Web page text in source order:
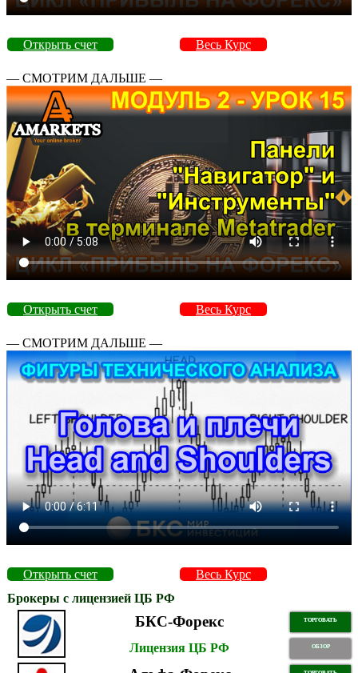
Открыть счет Весь Курс
— СМОТРИМ ДАЛЬШЕ —
Открыть счет Весь Курс
— СМОТРИМ ДАЛЬШЕ —
Открыть счет
Весь Курс
Брокеры с лицензией ЦБ РФ
БКС-Форекс ТОРГОВАТЬ
Лицензия ЦБ РФ ОБЗОР